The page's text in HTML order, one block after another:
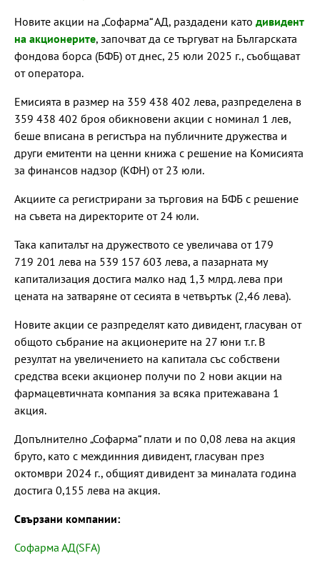
Новите акции на „Софарма“ АД, раздадени като дивидент
на акционерите, започват да се търгуват на Българската
фондова борса (БФБ) от днес, 25 юли 2025 г., съобщават
от оператора.
Емисията в размер на 359 438 402 лева, разпределена в
359 438 402 броя обикновени акции с номинал 1 лев,
беше вписана в регистъра на публичните дружества и
други емитенти на ценни книжа с решение на Комисията
за финансов надзор (КФН) от 23 юли.
Акциите са регистрирани за търговия на БФБ с решение
на съвета на директорите от 24 юли.
Така капиталът на дружеството се увеличава от 179
719 201 лева на 539 157 603 лева, а пазарната му
капитализация достига малко над 1,3 млрд. лева при
цената на затваряне от сесията в четвъртък (2,46 лева).
Новите акции се разпределят като дивидент, гласуван от
общото събрание на акционерите на 27 юни т.г. В
резултат на увеличението на капитала със собствени
средства всеки акционер получи по 2 нови акции на
фармацевтичната компания за всяка притежавана 1
акция.
Допълнително „Софарма“ плати и по 0,08 лева на акция
бруто, като с междинния дивидент, гласуван през
октомври 2024 г., общият дивидент за миналата година
достига 0,155 лева на акция.
Свързани компании:
Софарма АД(SFA)